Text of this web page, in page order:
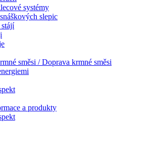
systémy
slepic
směsi / Doprava krmné směsi
a produkty